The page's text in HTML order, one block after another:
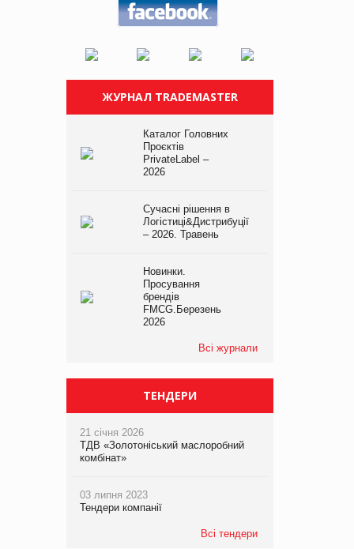
ЖУРНАЛ TRADEMASTER
Каталог Головних
Проєктів
PrivateLabel –
2026
Сучасні рішення в
Логістиці&Дистрибуції
– 2026. Травень
Новинки.
Просування
брендів
FMCG.Березень
2026
Всі журнали
ТЕНДЕРИ
21 січня 2026
ТДВ «Золотоніський маслоробний
комбінат»
03 липня 2023
Тендери компанії
Всі тендери